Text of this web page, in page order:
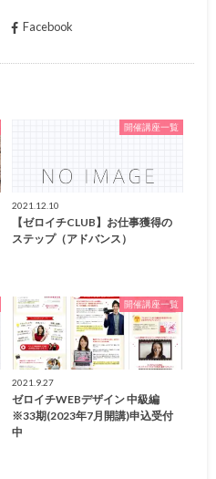
Facebook
開催講座一覧
2021.12.10
【ゼロイチCLUB】お仕事獲得の
ステップ（アドバンス）
開催講座一覧
2021.9.27
ゼロイチWEBデザイン 中級編
※33期(2023年7月開講)申込受付
中